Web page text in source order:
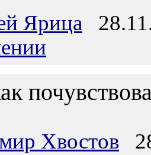
Ярица
Хвостов